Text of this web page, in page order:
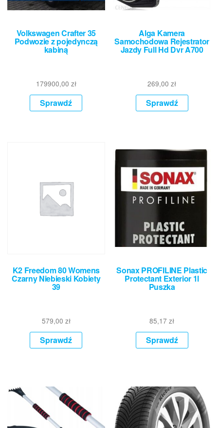
Volkswagen Crafter 35
Podwozie z pojedynczą
kabiną
179900,00 zł
Sprawdź
Alga Kamera
Samochodowa Rejestrator
Jazdy Full Hd Dvr A700
269,00zł
Sprawdź
K2 Freedom 80 Womens
Czarny Niebieski Kobiety
39
579,00 zł
Sprawdź
Sonax PROFILINE Plastic
Protectant Exterior 1l
Puszka
85,17zł
Sprawdź